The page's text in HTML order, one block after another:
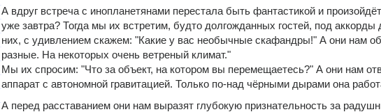
А вдруг встреча с инопланетянами перестала быть фантастикой и
уже завтра? Тогда мы их встретим, будто долгожданных гостей, под аккорды
них, с удивлением скажем: "Какие у вас необычные скафандры!" А они нам
разные. На некоторых очень ветреный климат."
Мы их спросим: "Что за объект, на котором вы перемещаетесь?" А они нам
аппарат с автономной гравитацией. Только по-над чёрными дырами она
А перед расставанием они нам выразят глубокую признательность за